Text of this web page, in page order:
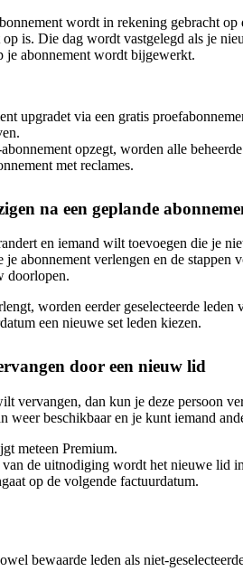
wordt in rekening gebracht op
is. Die dag wordt vastgelegd als je
je abonnement wordt bijgewerkt.
upgradet via een gratis
opzegt, worden alle
met reclames.
na een geplande
en iemand wilt toevoegen die je
je abonnement verlengen en de stappen
doorlopen.
worden eerder geselecteerde
een nieuwe set leden kiezen.
door een nieuw lid
vervangen, dan kun je deze persoon
weer beschikbaar en je kunt iemand
meteen Premium.
van de uitnodiging wordt het nieuwe lid
op de volgende factuurdatum.
bewaarde leden als niet-